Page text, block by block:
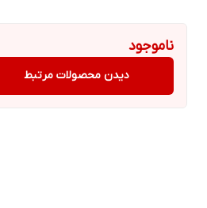
ناموجود
دیدن محصولات مرتبط